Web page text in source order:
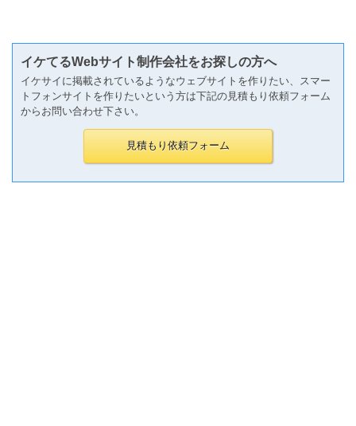
イケてるWebサイト制作会社をお探しの方へ
イケサイに掲載されているようなウェブサイトを作りたい、スマー
トフォンサイトを作りたいという方は下記の見積もり依頼フォーム
からお問い合わせ下さい。